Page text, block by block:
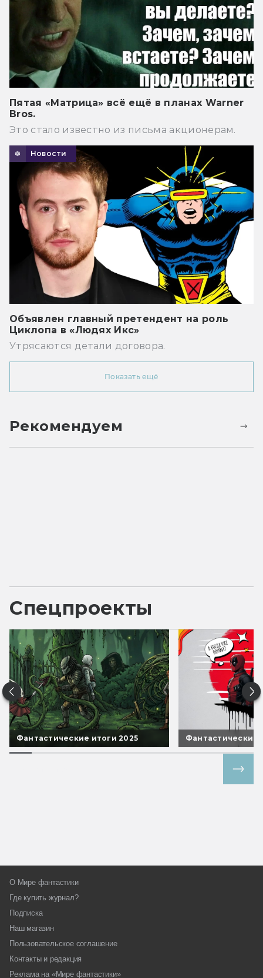
Пятая «Матрица» всё ещё в планах Warner
Bros.
Это стало известно из письма акционерам.
Новости
Объявлен главный претендент на роль
Циклопа в «Людях Икс»
Утрясаются детали договора.
Показать ещё
Рекомендуем
Спецпроекты
Фантастические итоги 2025 Фантастические
О Мире фантастики
Где купить журнал?
Подписка
Наш магазин
Пользовательское соглашение
Контакты и редакция
Реклама на «Мире фантастики»